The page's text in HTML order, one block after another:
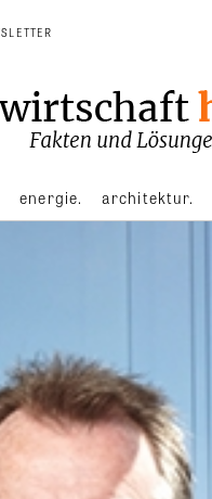
energie. architektur.